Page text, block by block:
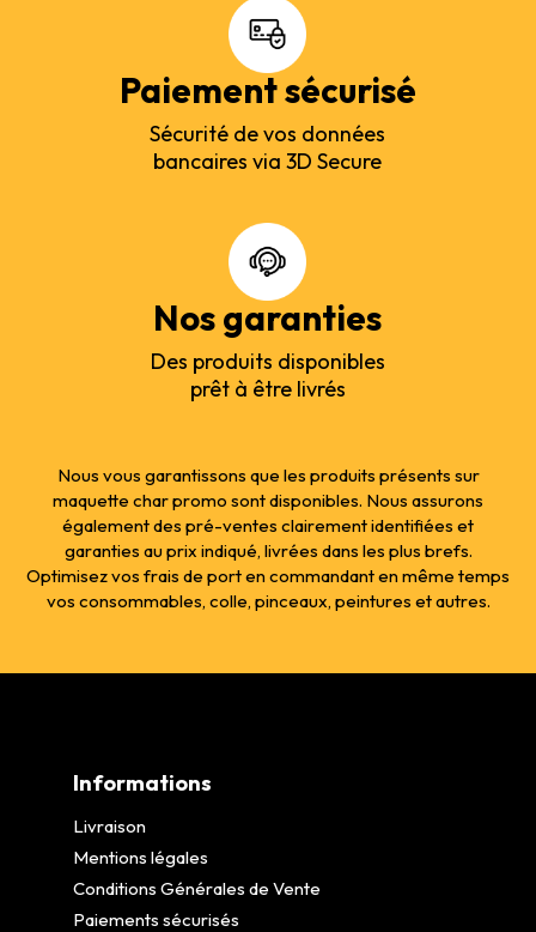
Paiement sécurisé
Sécurité de vos données
bancaires via 3D Secure
Nos garanties
Des produits disponibles
prêt à être livrés
Nous vous garantissons que les produits présents sur
maquette char promo sont disponibles. Nous assurons
également des pré-ventes clairement identifiées et
garanties au prix indiqué, livrées dans les plus brefs.
Optimisez vos frais de port en commandant en même temps
vos consommables, colle, pinceaux, peintures et autres.
Informations
Livraison
Mentions légales
Conditions Générales de Vente
Paiements sécurisés